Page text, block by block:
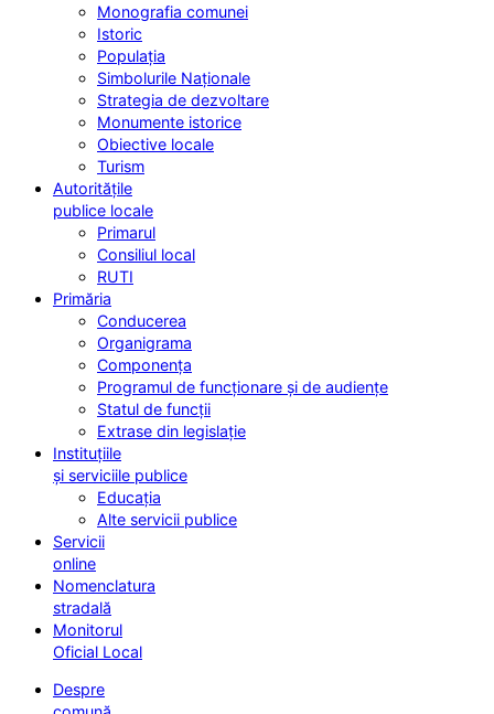
Monografia comunei
Istoric
Populația
Simbolurile Naționale
Strategia de dezvoltare
Monumente istorice
Obiective locale
Turism
Autoritățile
publice locale
Primarul
Consiliul local
RUTI
Primăria
Conducerea
Organigrama
Componența
Programul de funcționare și de audiențe
Statul de funcții
Extrase din legislație
Instituțiile
și serviciile publice
Educația
Alte servicii publice
Servicii
online
Nomenclatura
stradală
Monitorul
Oficial Local
Despre